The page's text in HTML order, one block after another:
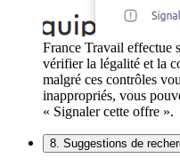
France Travail effectue
vérifier la légalité et la
malgré ces contrôles
inappropriés, vous
« Signaler cette offre ».
8. Suggestions de